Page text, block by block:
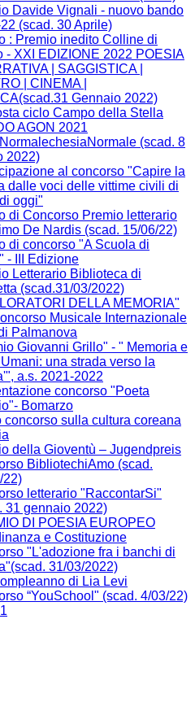
Davide Vignali - nuovo bando
(scad. 30 Aprile)
: Premio inedito Colline di
- XXI EDIZIONE 2022 POESIA
| SAGGISTICA |
| CINEMA |
Gennaio 2022)
ciclo Campo della Stella
AGON 2021
(scad. 8
2022)
al concorso "Capire la
dalle voci delle vittime civili di
oggi"
di Concorso Premio letterario
De Nardis (scad. 15/06/22)
di concorso "A Scuola di
- III Edizione​
Letterario Biblioteca di
(scad.31/03/2022)
DELLA MEMORIA"
Musicale Internazionale
Palmanova
Giovanni Grillo" - " Memoria e
una strada verso la
a.s. 2021-2022
concorso "Poeta
Bomarzo
concorso sulla cultura coreana
della Gioventù – Jugendpreis
BibliotechiAmo (scad.
22)
letterario "RaccontarSi"
31 gennaio 2022)
DI POESIA EUROPEO
e Costituzione
"L'adozione fra i banchi di
31/03/2022)
di Lia Levi
“YouSchool" (scad. 4/03/22)